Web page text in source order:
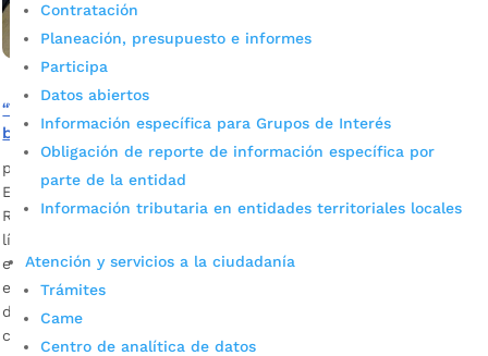
Contratación
Planeación, presupuesto e informes
Participa
Datos abiertos
Información específica para Grupos de Interés
Obligación de reporte de información específica por
parte de la entidad
Información tributaria en entidades territoriales locales
Atención y servicios a la ciudadanía
Trámites
Came
Centro de analítica de datos
“Vamos a construir la agenda de la ciudad desde los
barrios”: Juan Carlos Cárdenas, alcalde de Bucaramanga
por
El mandatario de los bumangueses, Juan Carlos Cárdenas
Rey, junto con su equipo de gobierno, compartió con los
líderes comunales los avances de los proyectos efectuados
en el presente año y su plan de acción para la reactivación
económica. Descargar audios: Juan Carlos Cárdenas, alcalde
de Bucaramanga / Orlando Capacho Contreras, edil de la
comuna […]